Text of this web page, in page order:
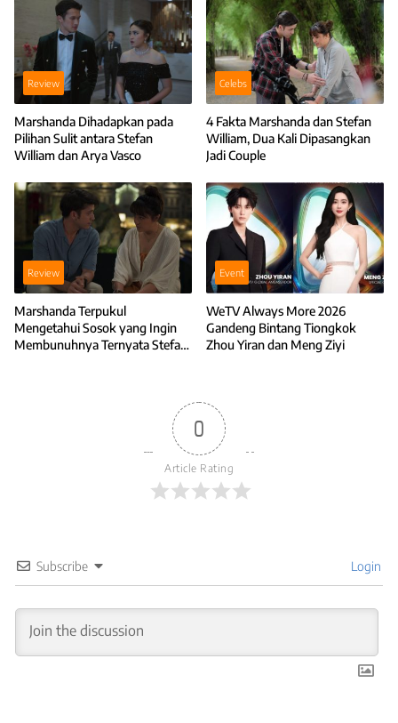
Review
Marshanda Dihadapkan pada
Pilihan Sulit antara Stefan
William dan Arya Vasco
Celebs
4 Fakta Marshanda dan Stefan
William, Dua Kali Dipasangkan
Jadi Couple
Review
Marshanda Terpukul
Mengetahui Sosok yang Ingin
Membunuhnya Ternyata Stefan
Event
WeTV Always More 2026
Gandeng Bintang Tiongkok
Zhou Yiran dan Meng Ziyi
0
Article Rating
Subscribe Login